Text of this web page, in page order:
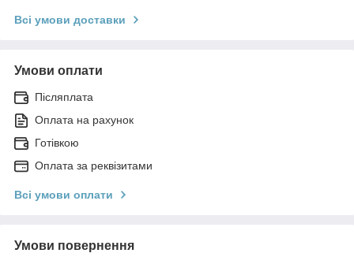
Всі умови доставки
Умови оплати
Післяплата
Оплата на рахунок
Готівкою
Оплата за реквізитами
Всі умови оплати
Умови повернення